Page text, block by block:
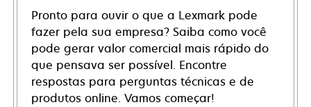
Pronto para ouvir o que a Lexmark pode
fazer pela sua empresa? Saiba como você
pode gerar valor comercial mais rápido do
que pensava ser possível. Encontre
respostas para perguntas técnicas e de
produtos online. Vamos começar!